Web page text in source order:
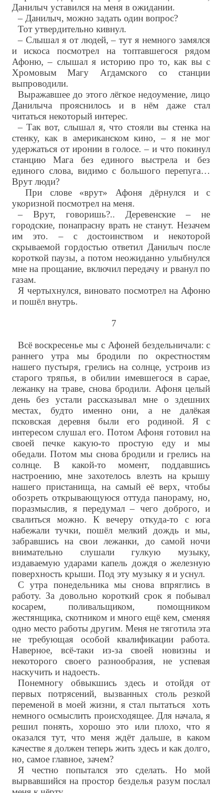
Данилыч уставился на меня в ожидании.
– Данилыч, можно задать один вопрос?
Тот утвердительно кивнул.
– Слышал я от людей, – тут я немного замялся
и искоса посмотрел на топтавшегося рядом
Афоню, – слышал я историю про то, как вы с
Хромовым Магу Агдамского со станции
выпроводили.
Выражавшее до этого лёгкое недоумение, лицо
Данилыча прояснилось и в нём даже стал
читаться некоторый интерес.
– Так вот, слышал я, что стояли вы стенка на
стенку, как в американском кино, – я не мог
удержаться от иронии в голосе. – и что покинул
станцию Мага без единого выстрела и без
единого слова, видимо с большого перепуга…
Врут люди?
При слове «врут» Афоня дёрнулся и с
укоризной посмотрел на меня.
– Врут, говоришь?.. Деревенские – не
городские, понапрасну врать не станут. Незачем
им это. – с достоинством и некоторой
скрываемой гордостью ответил Данилыч после
короткой паузы, а потом неожиданно улыбнулся
мне на прощание, включил передачу и рванул по
газам.
Я чертыхнулся, виновато посмотрел на Афоню
и пошёл внутрь.
7
Всё воскресенье мы с Афоней бездельничали: с
раннего утра мы бродили по окрестностям
нашего пустыря, грелись на солнце, устроив из
старого тряпья, в обилии имевшегося в сарае,
лежанку на траве, снова бродили. Афоня целый
день без устали рассказывал мне о здешних
местах, будто именно они, а не далёкая
псковская деревня были его родиной. Я с
интересом слушал его. Потом Афоня готовил на
своей печке какую-то простую еду и мы
обедали. Потом мы снова бродили и грелись на
солнце. В какой-то момент, поддавшись
настроению, мне захотелось влезть на крышу
нашего пристанища, на самый её верх, чтобы
обозреть открывающуюся оттуда панораму, но,
поразмыслив, я передумал – чего доброго, и
свалиться можно. К вечеру откуда-то с юга
набежали тучки, пошёл мелкий дождь и мы,
забравшись на свои лежанки, до самой ночи
внимательно слушали гулкую музыку,
издаваемую ударами капель дождя о железную
поверхность крыши. Под эту музыку я и уснул.
С утра понедельника мы снова впряглись в
работу. За довольно короткий срок я побывал
косарем, поливальщиком, помощником
жестянщика, скотником и много ещё кем, сменяя
одно место работы другим. Меня не тяготила эта
не требующая особой квалификации работа.
Наверное, всё-таки из-за своей новизны и
некоторого своего разнообразия, не успевая
наскучить и надоесть.
Понемногу обвыкшись здесь и отойдя от
первых потрясений, вызванных столь резкой
переменой в моей жизни, я стал пытаться хоть
немного осмыслить происходящее. Для начала, я
решил понять, хорошо это или плохо, что я
оказался тут, что меня ждёт дальше, в каком
качестве я должен теперь жить здесь и как долго,
но, самое главное, зачем?
Я честно попытался это сделать. Но мой
вырвавшийся на простор безделья разум послал